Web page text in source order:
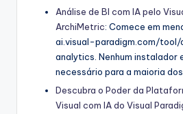
Análise de BI com IA pelo
ArchiMetric: Comece em
ai.visual-paradigm.com/
analytics. Nenhum instalador
necessário para a maioria dos
Descubra o Poder da
Visual com IA do Visual